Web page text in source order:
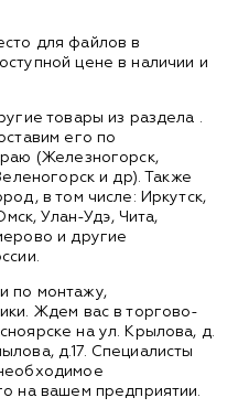
для файлов в
цене в наличии и
товары из раздела .
его по
(Железногорск,
и др). Также
в том числе: Иркутск,
Улан-Удэ, Чита,
и другие
по монтажу,
Ждем вас в торгово-
на ул. Крылова, д.
д.17. Специалисты
на вашем предприятии.